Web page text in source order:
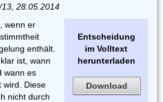
28.05.2014
Entscheidung
im Volltext
herunterladen
Download
wenn er
enthält.
ist, wann
wann es
wird. Diese
nicht durch